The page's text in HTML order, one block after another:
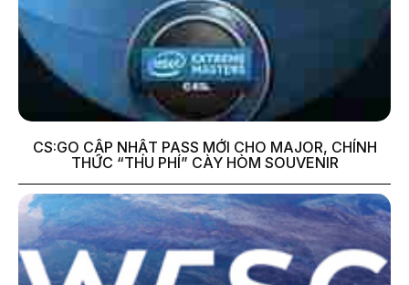
CS:GO CẬP NHẬT PASS MỚI CHO MAJOR, CHÍNH
THỨC “THU PHÍ” CÀY HÒM SOUVENIR